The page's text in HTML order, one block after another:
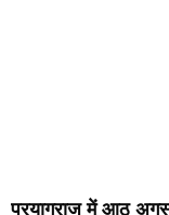
प्रयागराज में आठ